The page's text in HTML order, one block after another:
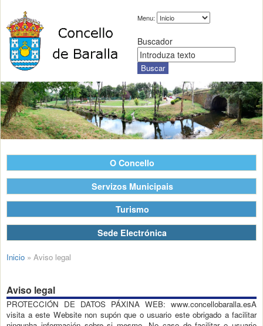
Menu:
Buscador
O Concello
Servizos Municipais
Turismo
Sede Electrónica
Inicio » Aviso legal
Aviso legal
PROTECCIÓN DE DATOS PÁXINA WEB: www.concellobaralla.esA
visita a este Website non supón que o usuario este obrigado a facilitar